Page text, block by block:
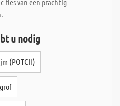
u nodig
(POTCH)